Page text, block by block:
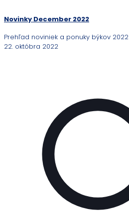
Novinky December 2022
Prehľad noviniek a ponuky býkov 2022
22. októbra 2022